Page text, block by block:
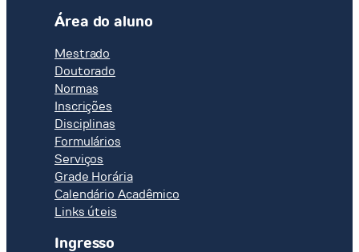
Área do aluno
Mestrado
Doutorado
Normas
Inscrições
Disciplinas
Formulários
Serviços
Grade Horária
Calendário Acadêmico
Links úteis
Ingresso